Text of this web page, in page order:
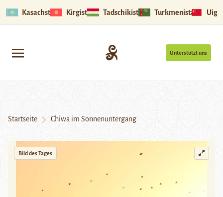
Kasachstan Kirgistan Tadschikistan Turkmenistan
Unterstützt uns
Startseite Chiwa im Sonnenuntergang
Bild des Tages